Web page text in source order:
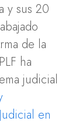
y sus 20
de la
ha
judicial
en